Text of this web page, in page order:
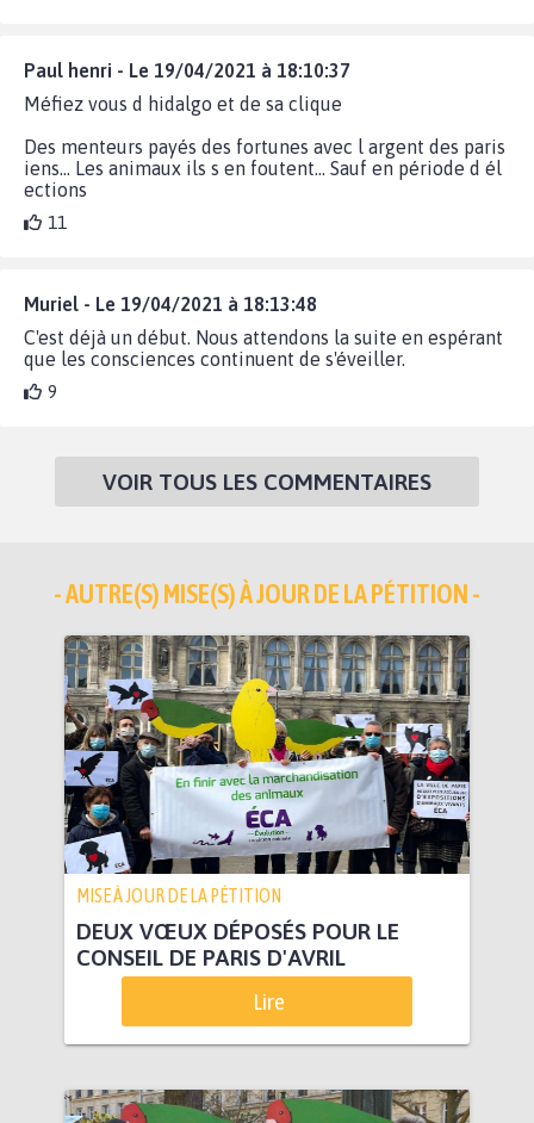
Paul henri - Le 19/04/2021 à 18:10:37
Méfiez vous d hidalgo et de sa clique
Des menteurs payés des fortunes avec l argent des paris
iens... Les animaux ils s en foutent... Sauf en période d él
ections
11
Muriel - Le 19/04/2021 à 18:13:48
C'est déjà un début. Nous attendons la suite en espérant
que les consciences continuent de s'éveiller.
9
VOIR TOUS LES COMMENTAIRES
- AUTRE(S) MISE(S) À JOUR DE LA PÉTITION -
MISE À JOUR DE LA PÉTITION
DEUX VŒUX DÉPOSÉS POUR LE
CONSEIL DE PARIS D'AVRIL
Lire